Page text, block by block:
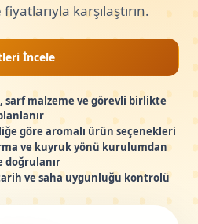
karşılaştırın.
İncele
sarf malzeme ve görevli birlikte
göre aromalı ürün seçenekleri
ve kuyruk yönü kurulumdan
doğrulanır
ve saha uygunluğu kontrolü